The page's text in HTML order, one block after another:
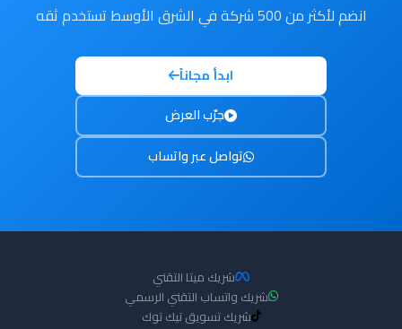
انضم لأكثر من 500 شركة في الشرق الأوسط تستخدم ثقه
ابدأ مجاناً
جرّب العرض
تواصل عبر واتساب
شريك ميتا التقني
شريك واتساب التقني الرسمي
شريك تسويق تيك توك